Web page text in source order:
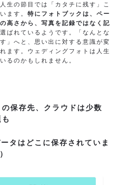
生の節目では「カタチに残す」こ
ます。特にフォトブックは、ペー
高さから、写真を記録ではなく記
ばれているようです。「なんとな
」へと、思い出に対する意識が変
ます。ウェディングフォトは人生
るのかもしれません。
保存先、クラウドは少数
タはどこに保存されていま